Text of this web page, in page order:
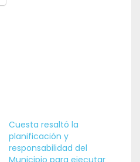
Cuesta resaltó la
planificación y
responsabilidad del